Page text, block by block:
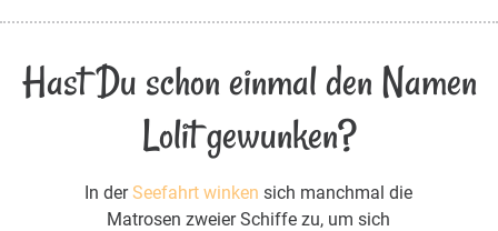
Hast Du schon einmal den Namen
Lolit gewunken?
In derSeefahrt winken sich manchmal die
Matrosen zweier Schiffe zu, um sich